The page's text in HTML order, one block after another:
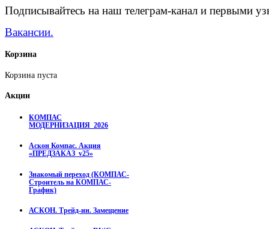
Подписывайтесь на наш телеграм-канал и первыми
Вакансии.
Корзина
Корзина пуста
Акции
КОМПАС
МОДЕРНИЗАЦИЯ_2026
Аскон Компас. Акция
«ПРЕДЗАКАЗ_v25»
Знакомый переход (КОМПАС-
Строитель на КОМПАС-
График)
АСКОН. Трейд-ин. Замещение